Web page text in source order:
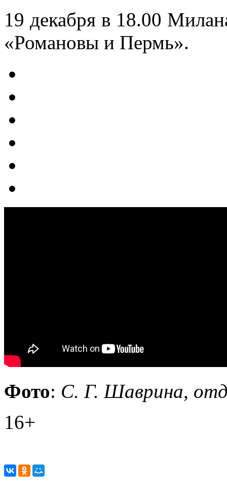
19 декабря в 18.00
«Романовы и Пермь».
Фото: С. Г. Шаврина,
16+